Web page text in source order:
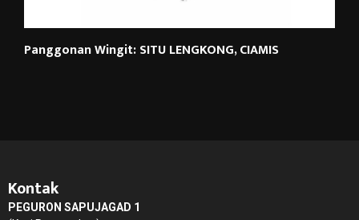
Panggonan Wingit: SITU LENGKONG, CIAMIS
Kontak
PEGURON SAPUJAGAD 1